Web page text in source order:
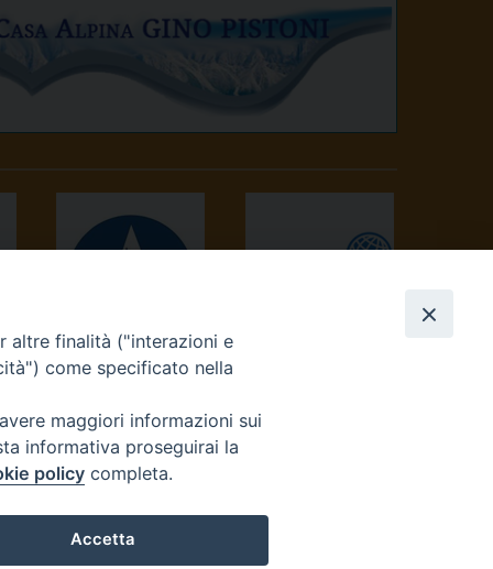
AVVENIRE
altre finalità ("interazioni e
come specificato nella
maggiori informazioni sui
informativa proseguirai la
policy completa.
Accetta